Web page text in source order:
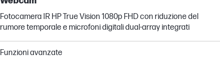
Fotocamera IR HP True Vision 1080p FHD con riduzione del
rumore temporale e microfoni digitali dual-array integrati
Funzioni avanzate